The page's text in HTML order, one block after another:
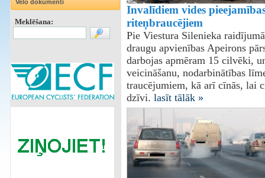
Velo dokumenti
Meklēšana:
Invalīdiem vides
riteņbraucējiem
Pie Viestura Silenieka
draugu apvienības Apeirons
darbojas apmēram 15 cilvēki,
veicināšanu, nodarbinātības
traucējumiem, kā arī cīnās,
dzīvi. lasīt tālāk »